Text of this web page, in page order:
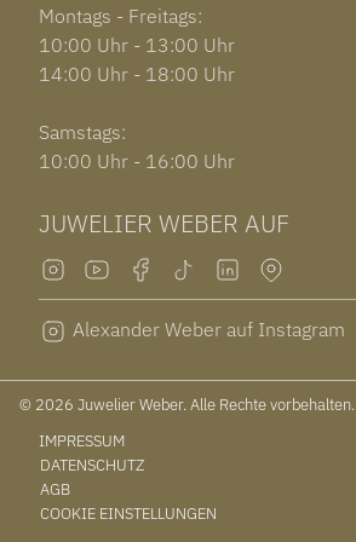
Montags - Freitags:
10:00 Uhr - 13:00 Uhr
14:00 Uhr - 18:00 Uhr
Samstags:
10:00 Uhr - 16:00 Uhr
JUWELIER WEBER AUF
Alexander Weber auf Instagram
© 2026 Juwelier Weber. Alle Rechte vorbehalten.
IMPRESSUM
DATENSCHUTZ
AGB
COOKIE EINSTELLUNGEN